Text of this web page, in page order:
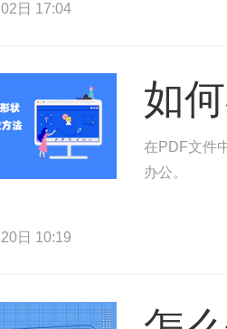
日 17:04
如
在PDF文件
办公。
日 10:19